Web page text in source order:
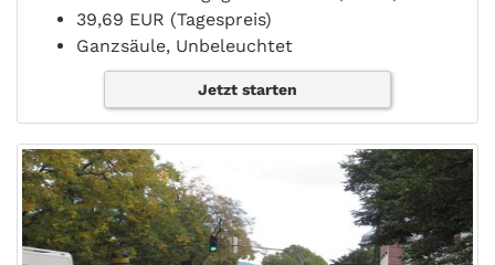
39,69 EUR (Tagespreis)
Ganzsäule, Unbeleuchtet
Jetzt starten